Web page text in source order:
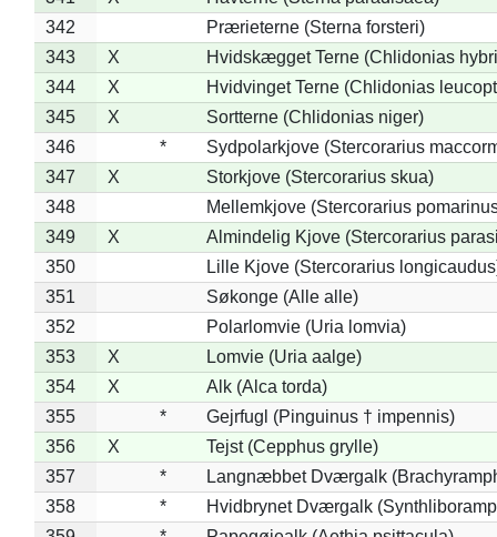
342
Prærieterne (Sterna forsteri)
343
X
Hvidskægget Terne (Chlidonias
344
X
Hvidvinget Terne (Chlidonias
345
X
Sortterne (Chlidonias niger)
346
*
Sydpolarkjove (Stercorarius
347
X
Storkjove (Stercorarius skua)
348
Mellemkjove (Stercorarius
349
X
Almindelig Kjove (Stercorarius
350
Lille Kjove (Stercorarius
351
Søkonge (Alle alle)
352
Polarlomvie (Uria lomvia)
353
X
Lomvie (Uria aalge)
354
X
Alk (Alca torda)
355
*
Gejrfugl (Pinguinus † impennis)
356
X
Tejst (Cepphus grylle)
357
*
Langnæbbet Dværgalk
358
*
Hvidbrynet Dværgalk